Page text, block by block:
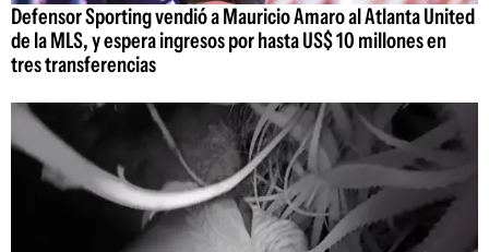
Defensor Sporting vendió a Mauricio Amaro al Atlanta United
de la MLS, y espera ingresos por hasta US$ 10 millones en
tres transferencias